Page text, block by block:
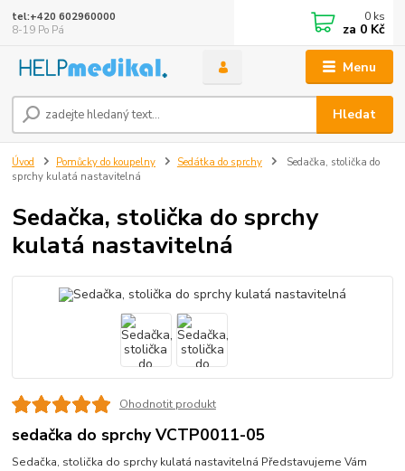
Menu
Hledat
tel:+420 602960000
8-19 Po Pá
0 ks
za 0 Kč
Úvod Pomůcky do koupelny Sedátka do sprchy
Sedačka, stolička do
sprchy kulatá nastavitelná
Sedačka, stolička do sprchy
kulatá nastavitelná
Ohodnotit produkt
sedačka do sprchy VCTP0011-05
Sedačka, stolička do sprchy kulatá nastavitelná Představujeme Vám